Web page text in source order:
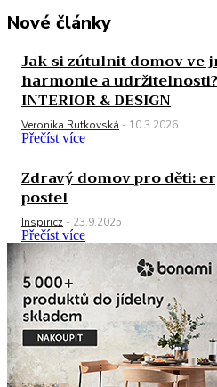
Nové články
Jak si zútulnit domov ve
harmonie a
INTERIOR & DESIGN
Veronika Rutkovská - 10.3.2026
Přečíst více
Zdravý domov pro děti:
postel
Inspiricz - 23.9.2025
Přečíst více